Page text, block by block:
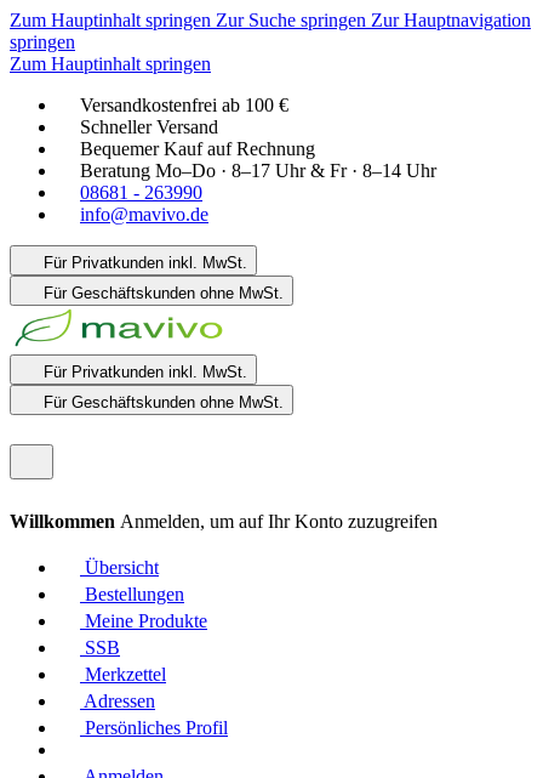
Zum Hauptinhalt springen Zur Suche springen Zur Hauptnavigation
springen
Zum Hauptinhalt springen
Versandkostenfrei ab 100 €
Schneller Versand
Bequemer Kauf auf Rechnung
Beratung Mo–Do · 8–17 Uhr & Fr · 8–14 Uhr
08681 - 263990
info@mavivo.de
Für Privatkunden inkl. MwSt.
Für Geschäftskunden ohne MwSt.
Für Privatkunden inkl. MwSt.
Für Geschäftskunden ohne MwSt.
Willkommen Anmelden, um auf Ihr Konto zuzugreifen
Übersicht
Bestellungen
Meine Produkte
SSB
Merkzettel
Adressen
Persönliches Profil